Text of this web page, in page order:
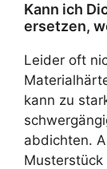
Kann ich
ersetzen,
Leider oft
kann zu
abdichten.